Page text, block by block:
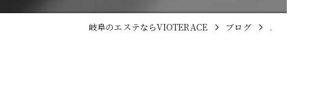
岐阜のエステならVIOTERACE ブログ .